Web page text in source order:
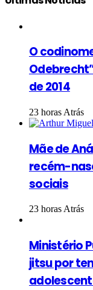
O
de 2014
23 horas Atrás
Mãe de
recém-
sociais
23 horas Atrás
Ministério
jitsu por